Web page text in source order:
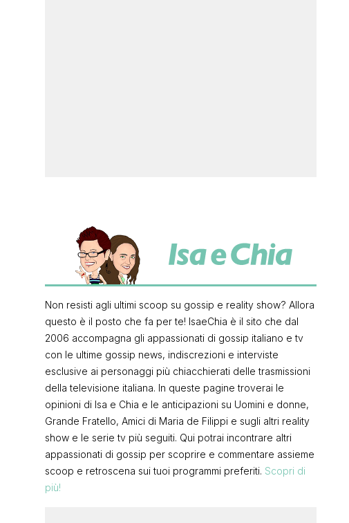
Non resisti agli ultimi scoop su gossip e reality show? Allora
questo è il posto che fa per te! IsaeChia è il sito che dal
2006 accompagna gli appassionati di gossip italiano e tv
con le ultime gossip news, indiscrezioni e interviste
esclusive ai personaggi più chiacchierati delle trasmissioni
della televisione italiana. In queste pagine troverai le
opinioni di Isa e Chia e le anticipazioni su Uomini e donne,
Grande Fratello, Amici di Maria de Filippi e sugli altri reality
show e le serie tv più seguiti. Qui potrai incontrare altri
appassionati di gossip per scoprire e commentare assieme
scoop e retroscena sui tuoi programmi preferiti. Scopri di
più!